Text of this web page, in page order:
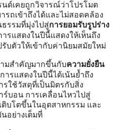
ด์เคยถูกวิจารณ์ว่าโปรโมต
รถเข้าถึงได้และไม่สอดคล้อง
รรมที่มุ่งไปสู่การยอมรับรูปร่าง
ารแสดงในปีนี้แสดงให้เห็นถึง
บตัวให้เข้ากับค่านิยมสมัยใหม่
ามสำคัญมากขึ้นกับความยั่งยืน
รแสดงในปีนี้ได้เน้นย้ำถึง
ใช้วัสดุที่เป็นมิตรกับสิ่ง
บอน การเคลื่อนไหวไปสู่
บโตขึ้นในอุตสาหกรรม และ
นอย่างเต็มที่